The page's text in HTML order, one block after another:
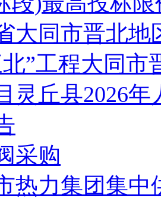
大同市晋北
北”工程大同
灵丘县2026
采购
热力集团集